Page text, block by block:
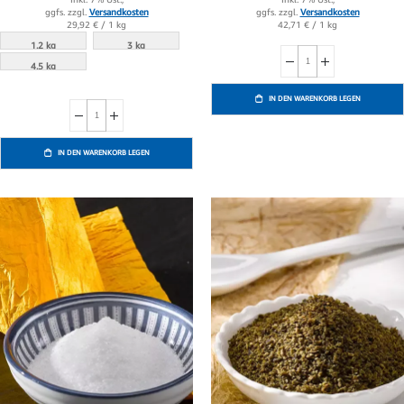
ggfs. zzgl. Versandkosten
29,92 € / 1 kg
1.2 kg
3 kg
4.5 kg
IN DEN WARENKORB LEGEN
ggfs. zzgl. Versandkosten
42,71 € / 1 kg
IN DEN WARENKORB LEGEN